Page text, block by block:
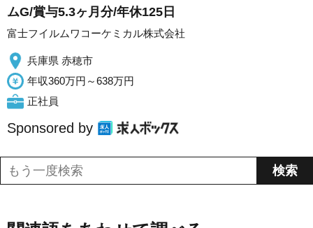
ムG/賞与5.3ヶ月分/年休125日
富士フイルムワコーケミカル株式会社
兵庫県 赤穂市
年収360万円～638万円
正社員
Sponsored by